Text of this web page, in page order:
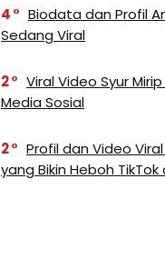
4
Biodata dan Profil
Sedang Viral
2
Viral Video Syur
Media Sosial
2
Profil dan Video
yang Bikin Heboh